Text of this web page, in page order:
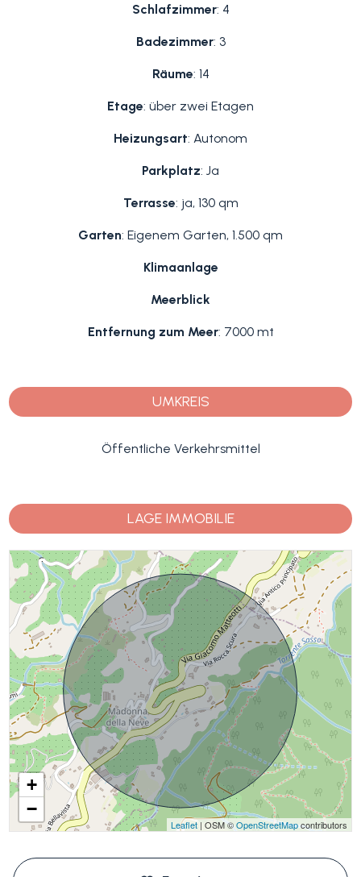
Schlafzimmer: 4
Badezimmer: 3
Räume: 14
Etage: über zwei Etagen
Heizungsart: Autonom
Parkplatz: Ja
Terrasse: ja, 130 qm
Garten: Eigenem Garten, 1.500 qm
Klimaanlage
Meerblick
Entfernung zum Meer: 7000 mt
UMKREIS
Öffentliche Verkehrsmittel
LAGE IMMOBILIE
+
−
Leaflet| OSM ©OpenStreetMapcontributors